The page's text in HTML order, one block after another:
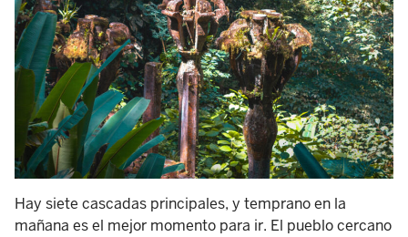
Hay siete cascadas principales, y temprano en la
mañana es el mejor momento para ir. El pueblo cercano